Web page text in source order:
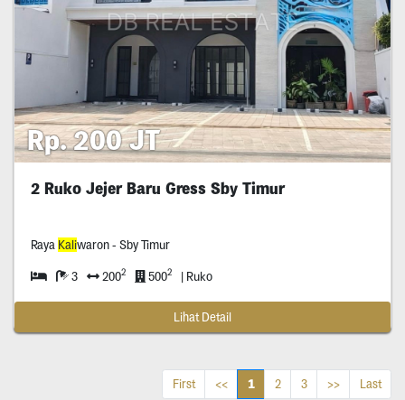
Rp. 200 JT
2 Ruko Jejer Baru Gress Sby Timur
Raya Kaliwaron - Sby Timur
3 2002 5002 | Ruko
Lihat Detail
First << 1 2 3 >> Last